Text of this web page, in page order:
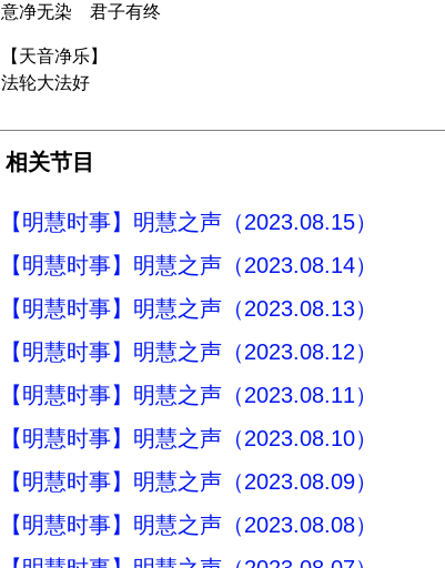
意净无染 君子有终
【天音净乐】
法轮大法好
相关节目
【明慧时事】明慧之声（2023.08.15）
【明慧时事】明慧之声（2023.08.14）
【明慧时事】明慧之声（2023.08.13）
【明慧时事】明慧之声（2023.08.12）
【明慧时事】明慧之声（2023.08.11）
【明慧时事】明慧之声（2023.08.10）
【明慧时事】明慧之声（2023.08.09）
【明慧时事】明慧之声（2023.08.08）